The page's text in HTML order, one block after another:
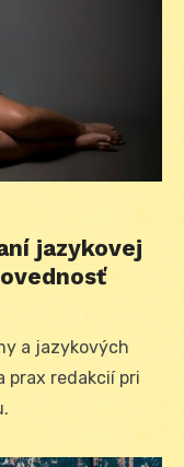
jazykovej
a jazykových
prax redakcií pri